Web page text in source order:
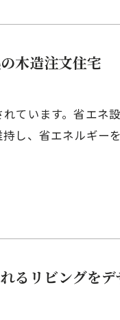
木造注文住宅
ています。省エネ
し、省エネルギー
るリビングをデ